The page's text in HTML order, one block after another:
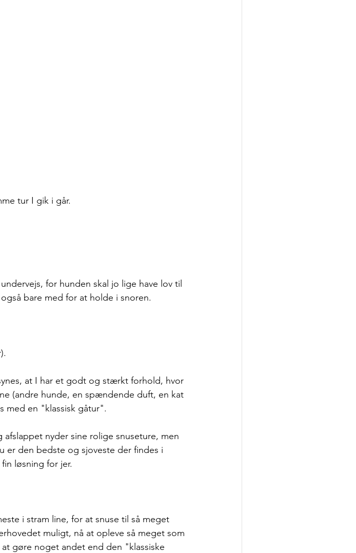
tur I gik i går.
for hunden skal jo lige have lov til
bare med for at holde i snoren.
at I har et godt og stærkt forhold, hvor
(andre hunde, en spændende duft, en kat
med en "klassisk gåtur".
nyder sine rolige snuseture, men
er den bedste og sjoveste der findes i
løsning for jer.
i stram line, for at snuse til så meget
muligt, nå at opleve så meget som
gøre noget andet end den "klassiske